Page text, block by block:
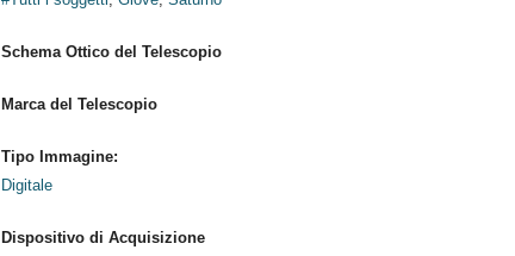
Schema Ottico del Telescopio
Marca del Telescopio
Tipo Immagine:
Digitale
Dispositivo di Acquisizione